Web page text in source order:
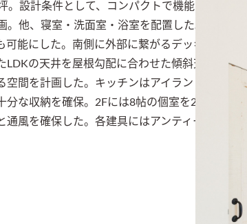
。設計条件として、コンパクトで機能的な空間
。他、寝室・洗面室・浴室を配置した。玄関に
可能にした。南側に外部に繋がるデッキを配置
LDKの天井を屋根勾配に合わせた傾斜天井とし
空間を計画した。キッチンはアイランド型とし
分な収納を確保。2Fには8帖の個室を2室計画し
通風を確保した。各建具にはアンティークドア